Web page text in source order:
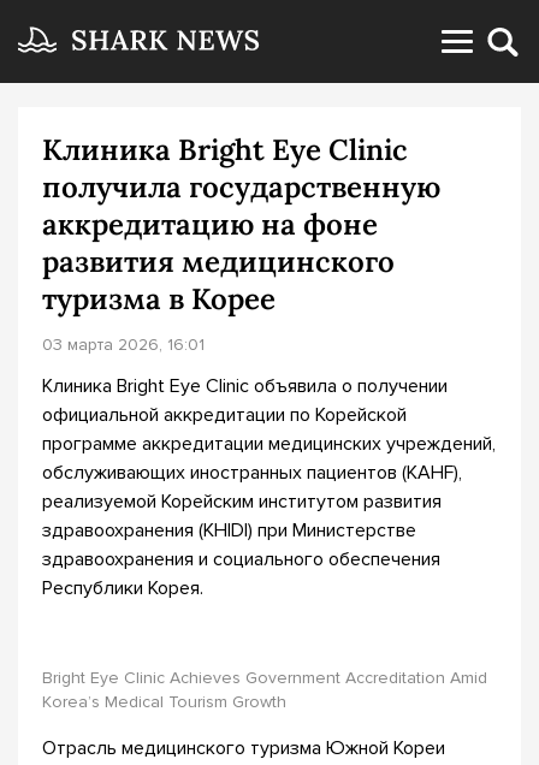
Клиника Bright Eye Clinic
получила государственную
аккредитацию на фоне
развития медицинского
туризма в Корее
03 марта 2026, 16:01
Клиника Bright Eye Clinic объявила о получении
официальной аккредитации по Корейской
программе аккредитации медицинских учреждений,
обслуживающих иностранных пациентов (KAHF),
реализуемой Корейским институтом развития
здравоохранения (KHIDI) при Министерстве
здравоохранения и социального обеспечения
Республики Корея.
Bright Eye Clinic Achieves Government Accreditation Amid
Korea’s Medical Tourism Growth
Отрасль медицинского туризма Южной Кореи